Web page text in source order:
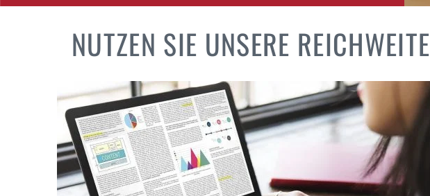
NUTZEN SIE UNSERE REICHWEITE